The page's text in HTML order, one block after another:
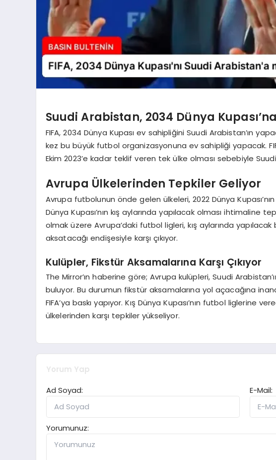
Suudi Arabistan, 2034 Dünya
FIFA, 2034 Dünya Kupası ev sahipliğini Suudi Arabistan’ın
kez bu büyük futbol organizasyonuna ev sahipliği yapacak.
Ekim 2023’e kadar teklif veren tek ülke olması sebebiyle
Avrupa Ülkelerinden Tepkiler Geliyor
Avrupa futbolunun önde gelen ülkeleri, 2022 Dünya
Dünya Kupası’nın kış aylarında yapılacak olması ihtimaline
olmak üzere Avrupa’daki futbol ligleri, kış aylarında
aksatacağı endişesiyle karşı çıkıyor.
Kulüpler, Fikstür Aksamalarına Karşı Çıkıyor
The Mirror’ın haberine göre; Avrupa kulüpleri, Suudi
buluyor. Bu durumun fikstür aksamalarına yol açacağına
FIFA’ya baskı yapıyor. Kış Dünya Kupası’nın futbol liglerine
ülkelerinden karşı tepkiler yükseliyor.
Yorum Yap
Ad Soyad:
E-Mail:
Yorumunuz: